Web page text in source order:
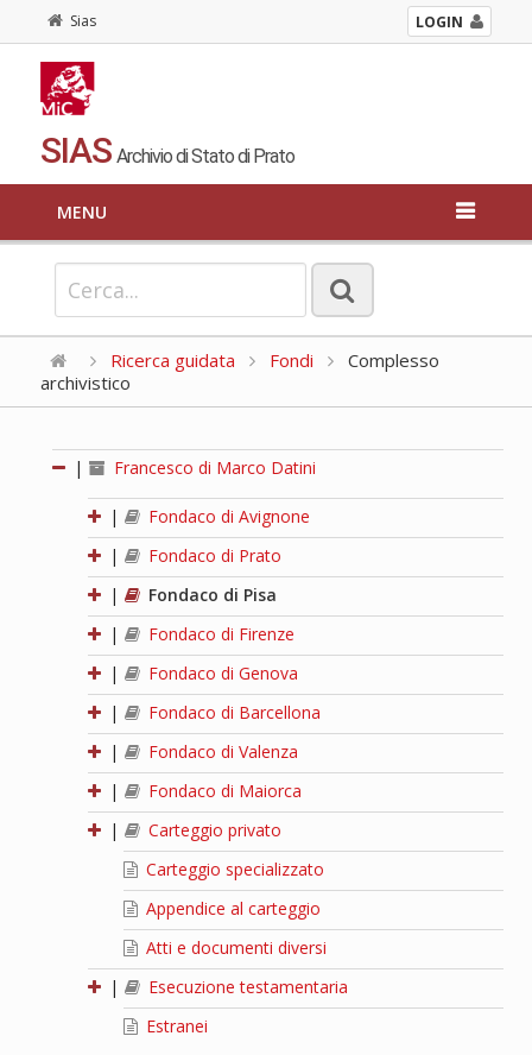
Sias LOGIN
SIAS Archivio di Stato di Prato
MENU
Ricerca guidata Fondi
Complesso
archivistico
| Francesco di Marco Datini
|
Fondaco di Avignone
|
Fondaco di Prato
|
Fondaco di Pisa
|
Fondaco di Firenze
|
Fondaco di Genova
|
Fondaco di Barcellona
|
Fondaco di Valenza
|
Fondaco di Maiorca
|
Carteggio privato
Carteggio specializzato
Appendice al carteggio
Atti e documenti diversi
|
Esecuzione testamentaria
Estranei